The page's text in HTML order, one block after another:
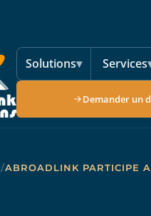
Solutions▾ Services
Demander un
/ABROADLINK PARTICIPE